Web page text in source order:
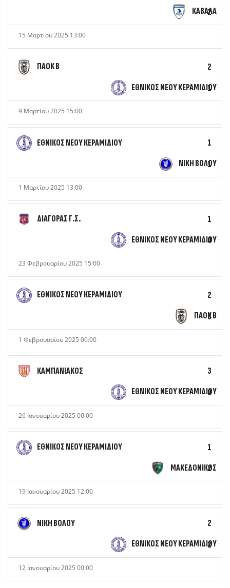
ΚΑΒΑΛΑ
2
15 Μαρτίου 2025 13:00
ΠΑΟΚ Β
2
ΕΘΝΙΚΟΣ ΝΕΟΥ ΚΕΡΑΜΙΔΙΟΥ
1
9 Μαρτίου 2025 15:00
ΕΘΝΙΚΟΣ ΝΕΟΥ ΚΕΡΑΜΙΔΙΟΥ
1
ΝΙΚΗ ΒΟΛΟΥ
1
1 Μαρτίου 2025 13:00
ΔΙΑΓΟΡΑΣ Γ.Σ.
1
ΕΘΝΙΚΟΣ ΝΕΟΥ ΚΕΡΑΜΙΔΙΟΥ
0
23 Φεβρουαρίου 2025 15:00
ΕΘΝΙΚΟΣ ΝΕΟΥ ΚΕΡΑΜΙΔΙΟΥ
2
ΠΑΟΚ Β
3
1 Φεβρουαρίου 2025 00:00
ΚΑΜΠΑΝΙΑΚΟΣ
3
ΕΘΝΙΚΟΣ ΝΕΟΥ ΚΕΡΑΜΙΔΙΟΥ
0
26 Ιανουαρίου 2025 00:00
ΕΘΝΙΚΟΣ ΝΕΟΥ ΚΕΡΑΜΙΔΙΟΥ
1
ΜΑΚΕΔΟΝΙΚΟΣ
2
19 Ιανουαρίου 2025 12:00
ΝΙΚΗ ΒΟΛΟΥ
2
ΕΘΝΙΚΟΣ ΝΕΟΥ ΚΕΡΑΜΙΔΙΟΥ
2
12 Ιανουαρίου 2025 00:00